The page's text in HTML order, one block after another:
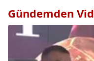
Gündemden